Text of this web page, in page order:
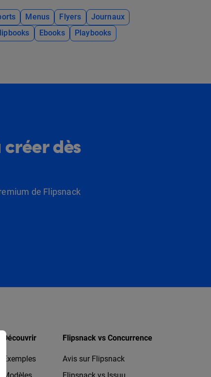
Menus Flyers
Journaux
Ebooks
Playbooks
dès
de Flipsnack
Découvrir
Exemples
Flipsnack vs Concurrence
Avis sur Flipsnack